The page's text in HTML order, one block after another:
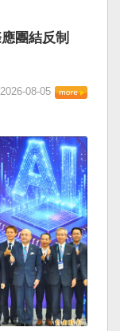
團結反制
2026-08-05